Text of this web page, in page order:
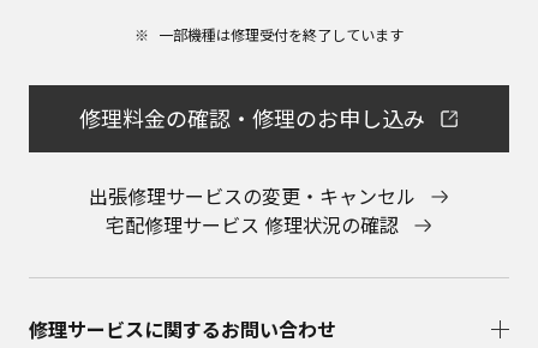
会社に直接お問い合わせください。
かったことにより万一損害（データの破損・業務の中
断・営業情報の損失などによる損害を含む）が生じ、
の可能性があることについてあらかじめ知らされた場
合でも、当社は一切責任を負いませんことをご了承く
本ウェブサイトのサービスの中止、変更など
容や条件を変更する場合があります。あらかじめご了
一部機種は修理受付を終了しています​
修理料金の確認・修理のお申し込み
出張修理サービスの変更・キャンセル
宅配修理サービス 修理状況の確認
修理サービスに関するお問い合わせ​